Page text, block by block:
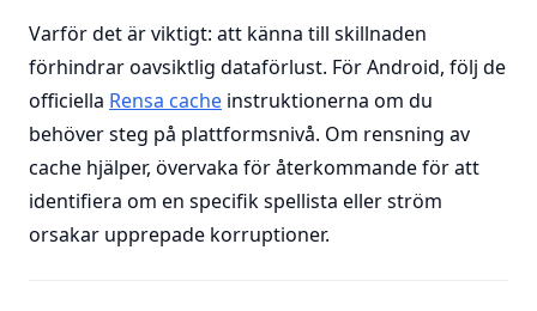
Varför det är viktigt: att känna till skillnaden
förhindrar oavsiktlig dataförlust. För Android, följ de
officiella Rensa cache instruktionerna om du
behöver steg på plattformsnivå. Om rensning av
cache hjälper, övervaka för återkommande för att
identifiera om en specifik spellista eller ström
orsakar upprepade korruptioner.